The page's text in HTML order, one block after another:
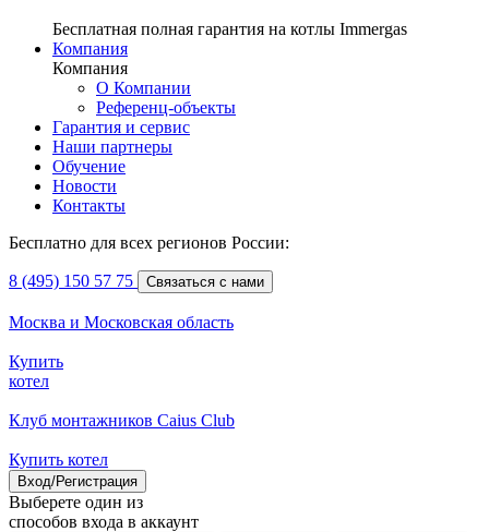
Бесплатная полная гарантия на котлы Immergas
Компания
Компания
О Компании
Референц-объекты
Гарантия и сервис
Наши партнеры
Обучение
Новости
Контакты
Бесплатно для всех регионов России:
8 (495) 150 57 75 Связаться с нами
Москва и Московская область
Купить
котел
Клуб монтажников Caius Club
Купить котел
Вход/Регистрация
Выберете один из
способов входа в аккаунт